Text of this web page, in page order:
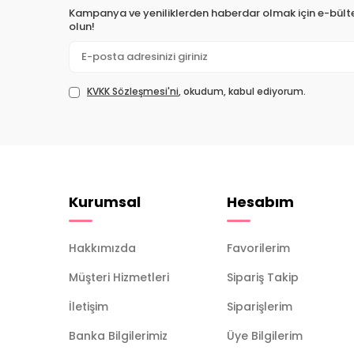
Kampanya ve yeniliklerden haberdar olmak için e-
olun!
KVKK Sözleşmesi'ni, okudum, kabul ediyorum.
Kurumsal
Hakkımızda
Müşteri Hizmetleri
İletişim
Banka Bilgilerimiz
Hesabım
Favorilerim
Sipariş Takip
Siparişlerim
Üye Bilgilerim